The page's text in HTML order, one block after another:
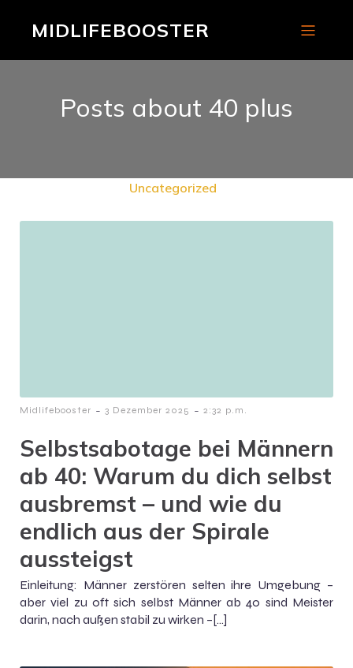
MIDLIFEBOOSTER
Posts about 40 plus
Uncategorized
Midlifebooster - 3 Dezember 2025 - 2:32 p.m.
Selbstsabotage bei Männern
ab 40: Warum du dich selbst
ausbremst – und wie du
endlich aus der Spirale
aussteigst
Einleitung: Männer zerstören selten ihre Umgebung –
aber viel zu oft sich selbst Männer ab 40 sind Meister
darin, nach außen stabil zu wirken –[…]